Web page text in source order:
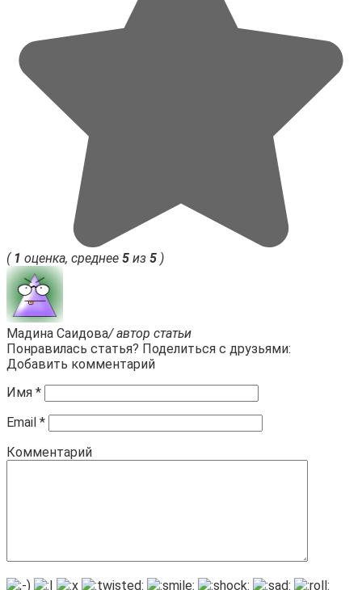
( 1 оценка, среднее 5 из 5 )
Мадина Саидова/ автор статьи
Понравилась статья? Поделиться с друзьями:
Добавить комментарий
Имя *
Email *
Комментарий